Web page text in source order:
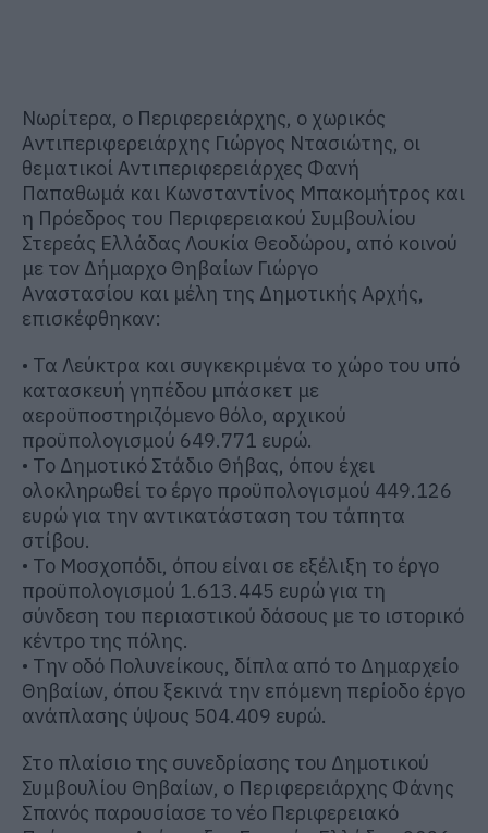
Νωρίτερα, ο Περιφερειάρχης, ο χωρικός
Αντιπεριφερειάρχης Γιώργος Ντασιώτης, οι
θεματικοίΑντιπεριφερειάρχες Φανή
Παπαθωμά και Κωνσταντίνος Μπακομήτρος και
η Πρόεδρος του Περιφερειακού Συμβουλίου
Στερεάς Ελλάδας Λουκία Θεοδώρου, από κοινού
με τον Δήμαρχο Θηβαίων Γιώργο
Αναστασίου και μέλη της Δημοτικής Αρχής,
επισκέφθηκαν:
• Τα Λεύκτρα και συγκεκριμένα το χώρο του υπό
κατασκευή γηπέδου μπάσκετ με
αεροϋποστηριζόμενο θόλο, αρχικού
προϋπολογισμού 649.771 ευρώ.
• Το Δημοτικό Στάδιο Θήβας, όπου έχει
ολοκληρωθεί το έργο προϋπολογισμού 449.126
ευρώ για την αντικατάσταση του τάπητα
στίβου.
• Το Μοσχοπόδι, όπου είναι σε εξέλιξη το έργο
προϋπολογισμού 1.613.445 ευρώ για τη
σύνδεση του περιαστικού δάσους με το ιστορικό
κέντρο της πόλης.
• Την οδό Πολυνείκους, δίπλα από το Δημαρχείο
Θηβαίων, όπου ξεκινά την επόμενη περίοδο έργο
ανάπλασης ύψους 504.409 ευρώ.
Στο πλαίσιο της συνεδρίασης του Δημοτικού
Συμβουλίου Θηβαίων, ο Περιφερειάρχης Φάνης
Σπανός παρουσίασε το νέο Περιφερειακό